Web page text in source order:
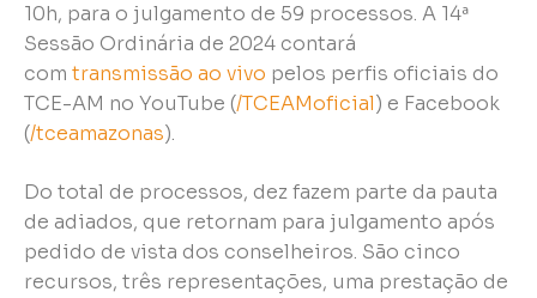
10h, para o julgamento de 59 processos. A 14ª
Sessão Ordinária de 2024 contará
com transmissão ao vivo pelos perfis oficiais do
TCE-AM no YouTube (/TCEAMoficial) e Facebook
(/tceamazonas).
Do total de processos, dez fazem parte da pauta
de adiados, que retornam para julgamento após
pedido de vista dos conselheiros. São cinco
recursos, três representações, uma prestação de